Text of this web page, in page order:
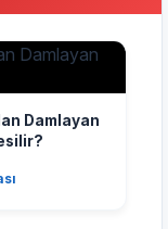
Damlayan